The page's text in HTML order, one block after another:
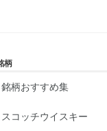
柄
銘柄おすすめ集
スコッチウイスキー